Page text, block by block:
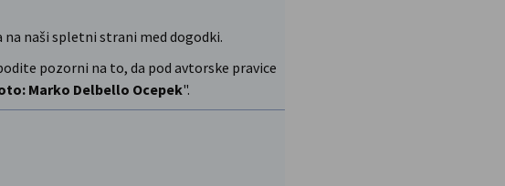
naši spletni strani med dogodki.
pozorni na to, da pod avtorske pravice
Marko Delbello Ocepek".